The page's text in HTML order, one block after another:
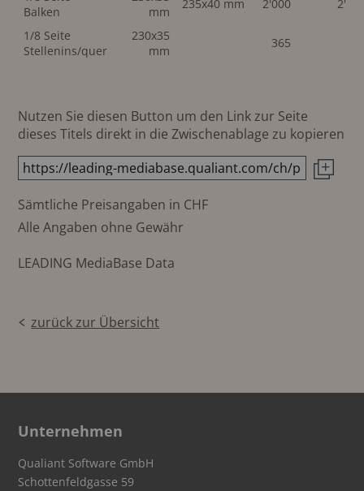
Balken
mm
235x40 mm 2'000
1/8 Seite
Stellenins/quer
230x35
mm
365
Nutzen Sie diesen Button um den Link zur Seite
dieses Titels direkt in die Zwischenablage zu kopieren
Sämtliche Preisangaben in CHF
Alle Angaben ohne Gewähr
LEADING MediaBase Data
zurück zur Übersicht
Unternehmen
Qualiant Software GmbH
Schottenfeldgasse 59